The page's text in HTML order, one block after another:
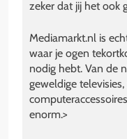
zeker dat jij het ook
Mediamarkt.nl is
waar je ogen
nodig hebt. Van de
geweldige
enorm.>